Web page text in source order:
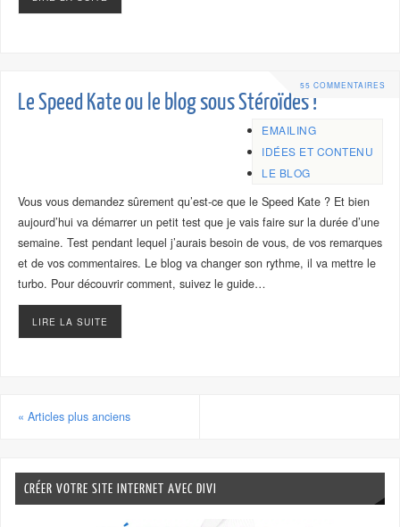
55 COMMENTAIRES
Le Speed Kate ou le blog sous Stéroïdes !
EMAILING
IDÉES ET CONTENU
LE BLOG
Vous vous demandez sûrement qu’est-ce que le Speed Kate ? Et bien
aujourd’hui va démarrer un petit test que je vais faire sur la durée d’une
semaine. Test pendant lequel j’aurais besoin de vous, de vos remarques
et de vos commentaires. Le blog va changer son rythme, il va mettre le
turbo. Pour découvrir comment, suivez le guide…
LIRE LA SUITE
« Articles plus anciens
CRÉER VOTRE SITE INTERNET AVEC DIVI